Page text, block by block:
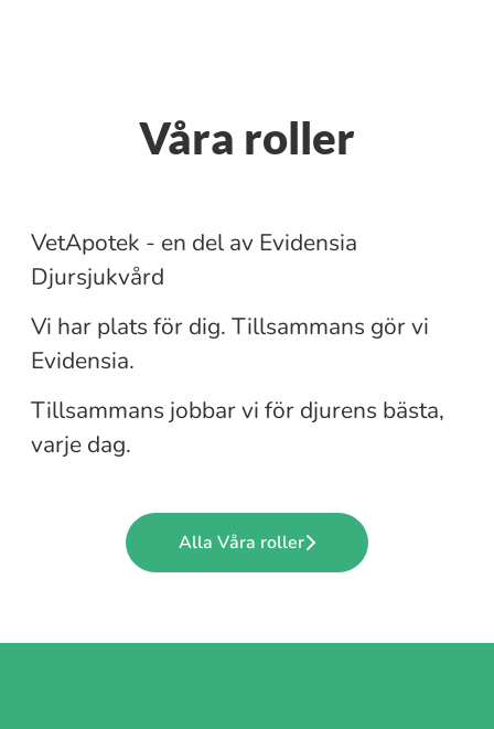
Våra roller
VetApotek - en del av Evidensia
Djursjukvård
Leg djursjukskötare
Vi har plats för dig. Tillsammans gör vi
Evidensia.
Djurvårdare
Tillsammans jobbar vi för djurens bästa,
varje dag.
Alla Våra roller